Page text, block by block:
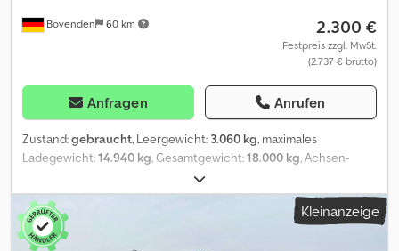
Bovenden 60 km 2.300 €
Festpreis zzgl. MwSt.
(2.737 € brutto)
Anfragen Anrufen
Zustand:gebraucht, Leergewicht: 3.060 kg, maximales
Ladegewicht:14.940 kg, Gesamtgewicht:18.000 kg, Achsen-
, Erstzulassung:
2.450 mm, Gesamtbreite:1.280 mm, Federung:Luft, Reifengröße:
385 / 65 R 22,5
, Getriebetyp:Sonstige,
Fahrerkabine:
Kleinanzeige